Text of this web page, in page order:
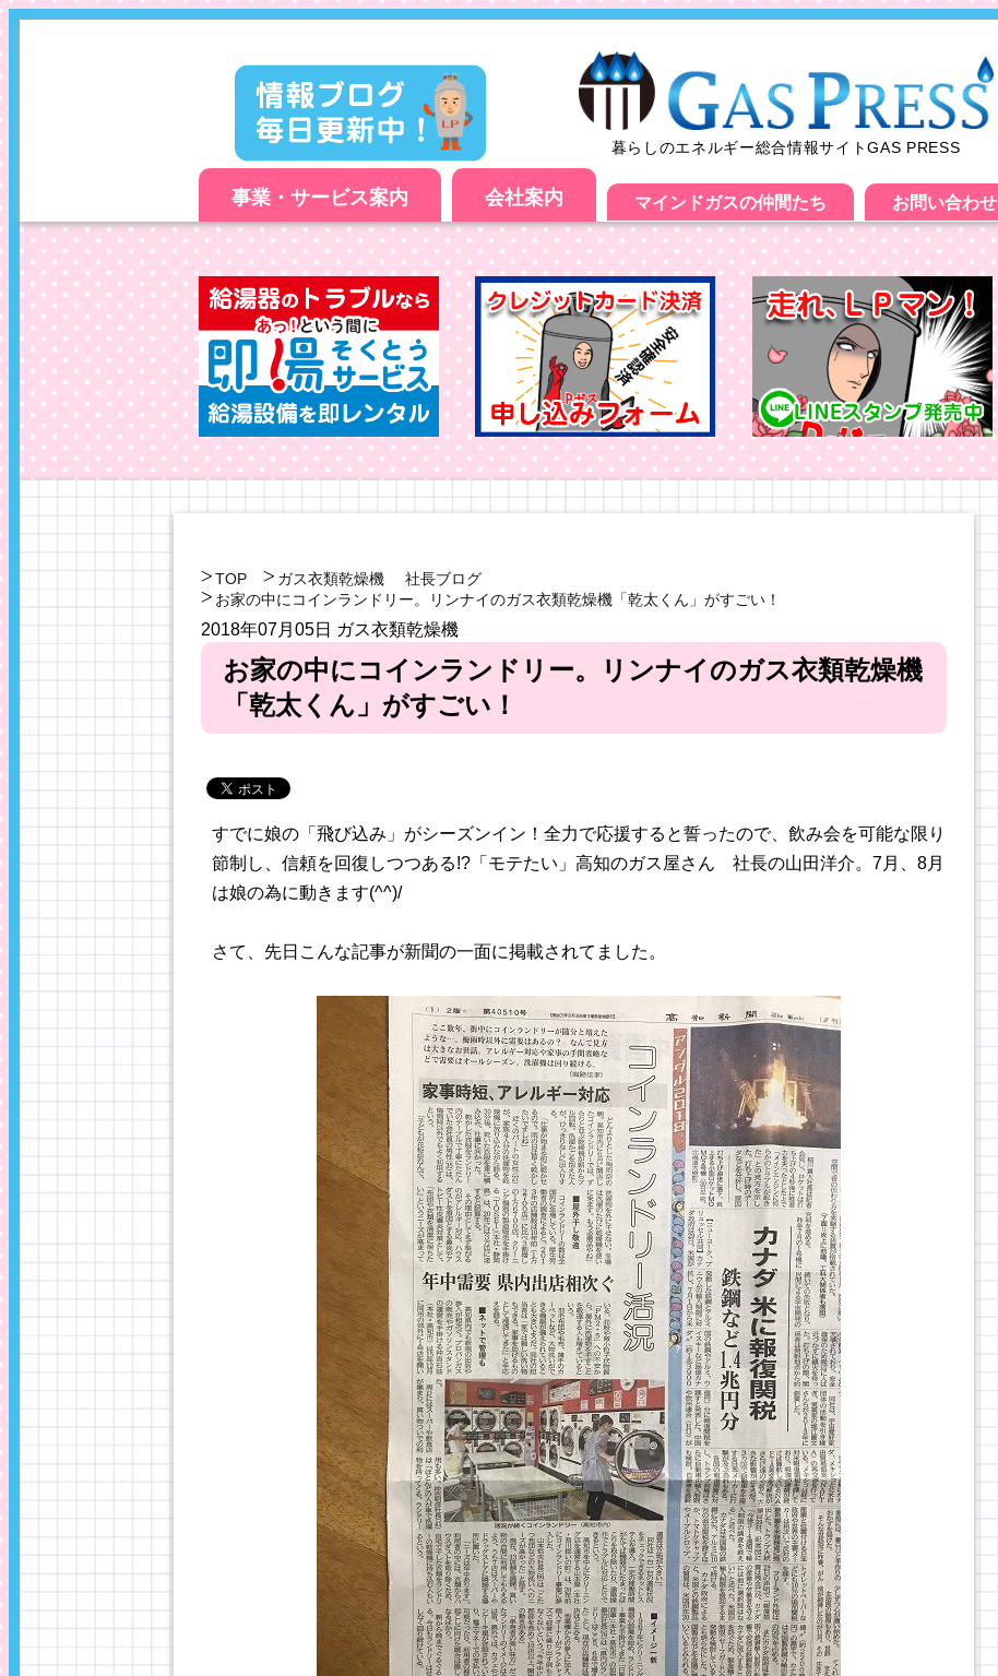
暮らしのエネルギー総合情報サイトGAS PRESS
事業・サービス案内 会社案内 マインドガスの仲間たち お問い合わせ
TOP ガス衣類乾燥機
社長ブログ
お家の中にコインランドリー。リンナイのガス衣類乾燥機「乾太くん」がすごい！
2018年07月05日 ガス衣類乾燥機
お家の中にコインランドリー。リンナイのガス衣類乾燥機
「乾太くん」がすごい！
すでに娘の「飛び込み」がシーズンイン！全力で応援すると誓ったので、飲み会を可能な限り
節制し、信頼を回復しつつある!?「モテたい」高知のガス屋さん 社長の山田洋介。7月、8月
は娘の為に動きます(^^)/
さて、先日こんな記事が新聞の一面に掲載されてました。